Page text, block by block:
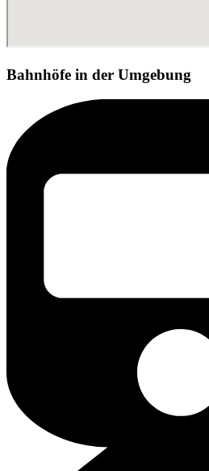
Bahnhöfe in der Umgebung